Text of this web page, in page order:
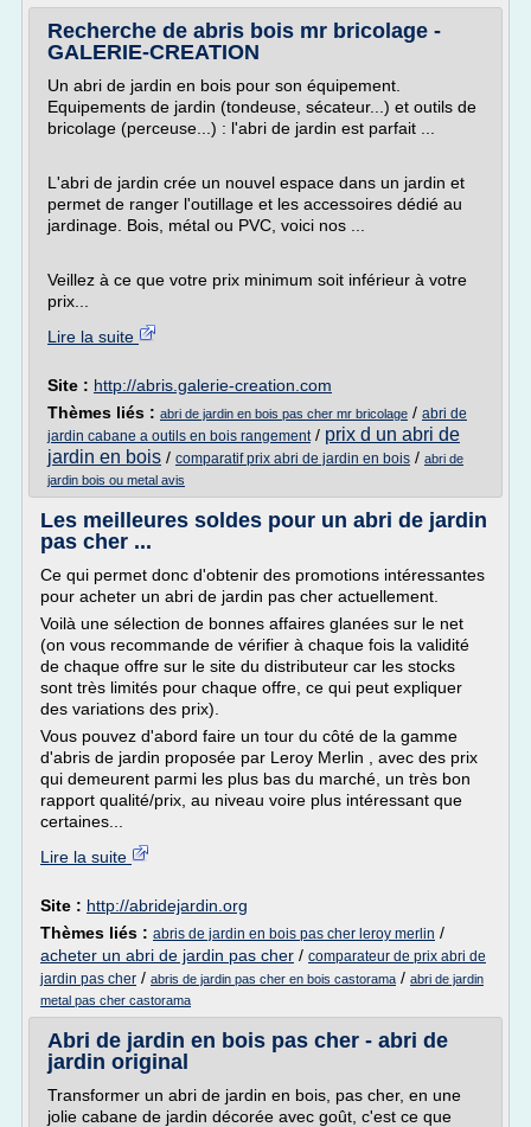
Recherche de abris bois mr bricolage -
GALERIE-CREATION
Un abri de jardin en bois pour son équipement.
Equipements de jardin (tondeuse, sécateur...) et outils de
bricolage (perceuse...) : l'abri de jardin est parfait ...
L'abri de jardin crée un nouvel espace dans un jardin et
permet de ranger l'outillage et les accessoires dédié au
jardinage. Bois, métal ou PVC, voici nos ...
Veillez à ce que votre prix minimum soit inférieur à votre
prix...
Lire la suite
Site : http://abris.galerie-creation.com
Thèmes liés : abri de jardin en bois pas cher mr bricolage / abri de
jardin cabane a outils en bois rangement/ prix d un abri de
jardin en bois / comparatif prix abri de jardin en bois / abri de
jardin bois ou metal avis
Les meilleures soldes pour un abri de jardin
pas cher ...
Ce qui permet donc d'obtenir des promotions intéressantes
pour acheter un abri de jardin pas cher actuellement.
Voilà une sélection de bonnes affaires glanées sur le net
(on vous recommande de vérifier à chaque fois la validité
de chaque offre sur le site du distributeur car les stocks
sont très limités pour chaque offre, ce qui peut expliquer
des variations des prix).
Vous pouvez d'abord faire un tour du côté de la gamme
d'abris de jardin proposée par Leroy Merlin , avec des prix
qui demeurent parmi les plus bas du marché, un très bon
rapport qualité/prix, au niveau voire plus intéressant que
certaines...
Lire la suite
Site : http://abridejardin.org
Thèmes liés : abris de jardin en bois pas cher leroy merlin /
acheter un abri de jardin pas cher / comparateur de prix abri de
jardin pas cher / abris de jardin pas cher en bois castorama / abri de jardin
metal pas cher castorama
Abri de jardin en bois pas cher - abri de
jardin original
Transformer un abri de jardin en bois, pas cher, en une
jolie cabane de jardin décorée avec goût, c'est ce que